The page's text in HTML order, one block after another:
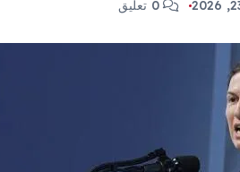
0 تعليق